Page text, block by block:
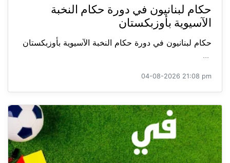
حكام لبنانيون في دورة حكام النخبة
الآسيوية بأوزبكستان
حكام لبنانيون في دورة حكام النخبة الآسيوية بأوزبكستان
...
04-08-2026 21:08 pm